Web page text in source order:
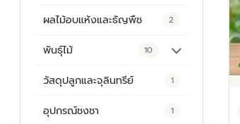
ผลไม้อบแห้งและธัญพืช 2
พันธุ์ไม้ 10
ต้นพันธุ์สมุนไพร 5
วัสดุปลูกและจุลินทรีย์ 1
อุปกรณ์ชงชา 1